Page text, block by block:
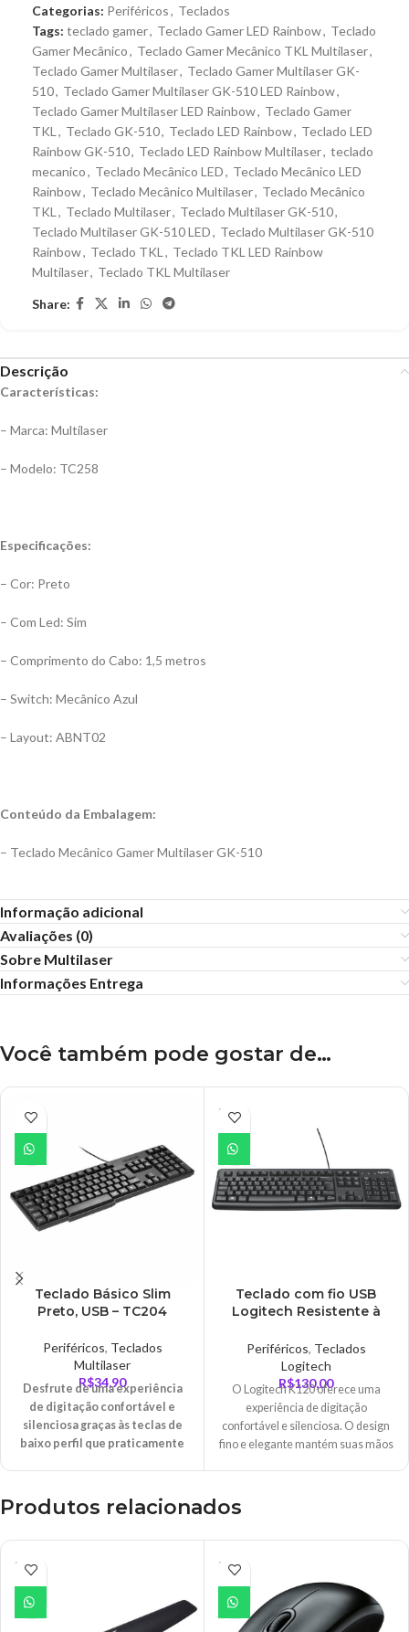
Categorias: Periféricos, Teclados
Tags: teclado gamer, Teclado Gamer LED Rainbow, Teclado
Gamer Mecânico, Teclado Gamer Mecânico TKL Multilaser,
Teclado Gamer Multilaser, Teclado Gamer Multilaser GK-
510, Teclado Gamer Multilaser GK-510 LED Rainbow,
Teclado Gamer Multilaser LED Rainbow, Teclado Gamer
TKL , Teclado GK-510, Teclado LED Rainbow, Teclado LED
Rainbow GK-510, Teclado LED Rainbow Multilaser, teclado
mecanico, Teclado Mecânico LED, Teclado Mecânico LED
Rainbow, Teclado Mecânico Multilaser, Teclado Mecânico
TKL , Teclado Multilaser, Teclado Multilaser GK-510,
Teclado Multilaser GK-510 LED, Teclado Multilaser GK-510
Rainbow, Teclado TKL , Teclado TKL LED Rainbow
Multilaser, Teclado TKL Multilaser
Share:
Descrição
Características:
– Marca: Multilaser
– Modelo: TC258
Especificações:
– Cor: Preto
– Com Led: Sim
– Comprimento do Cabo: 1,5 metros
– Switch: Mecânico Azul
– Layout: ABNT02
Conteúdo da Embalagem:
– Teclado Mecânico Gamer Multilaser GK-510
Informação adicional
Avaliações (0)
Sobre Multilaser
Informações Entrega
Você também pode gostar de…
Teclado Básico Slim
Preto, USB – TC204
Periféricos, Teclados
Multilaser
R$34,90
Desfrute de uma experiência
de digitação confortável e
silenciosa graças às teclas de
baixo perfil que praticamente
ABNT2, teclas F e teclado
numérico.
teclas resistentes que suportam
pressionamentos de tecla e
robustos suportes de inclinação
ESGO
TADO
Teclado com fio USB
Logitech Resistente à
ABNT2 – K120
Periféricos, Teclados
Logitech
R$130,00
O Logitech K120 oferece uma
experiência de digitação
confortável e silenciosa. O design
fino e elegante mantém suas mãos
Produtos relacionados
ESGO
TADO
ESGO
TADO